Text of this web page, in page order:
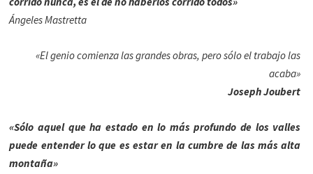
Ángeles Mastretta
«El genio comienza las grandes obras, pero sólo el trabajo las
acaba»
Joseph Joubert
«Sólo aquel que ha estado en lo más profundo de los valles
puede entender lo que es estar en la cumbre de las más alta
montaña»